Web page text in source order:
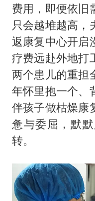
费用，即便依旧
只会越堆越高，
返康复中心开启
疗费远赴外地打
两个患儿的重担
年怀里抱一个、
伴孩子做枯燥康
惫与委屈，默
转。